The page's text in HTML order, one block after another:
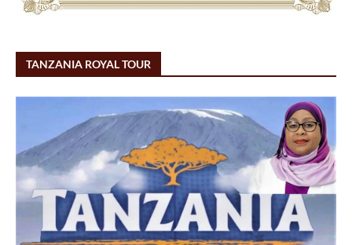
TANZANIA ROYAL TOUR